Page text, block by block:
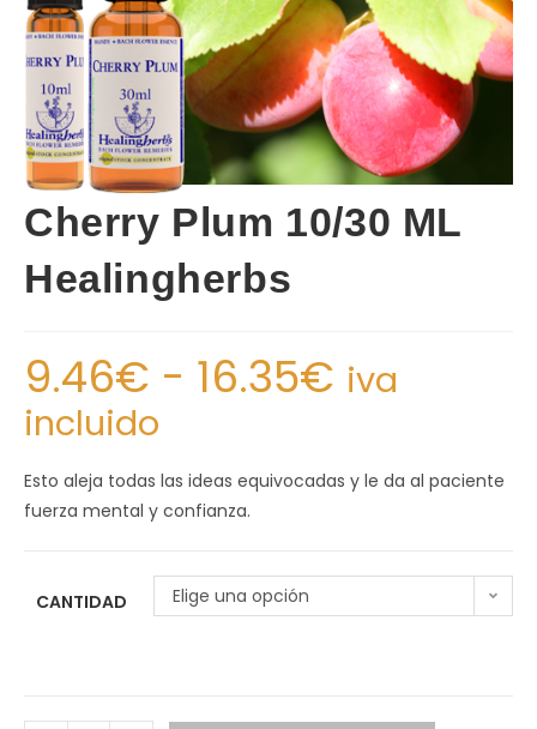
Cherry Plum 10/30 ML
Healingherbs
9.46€ - 16.35€ iva
incluido
Esto aleja todas las ideas equivocadas y le da al paciente
fuerza mental y confianza.
CANTIDAD Elige una opción